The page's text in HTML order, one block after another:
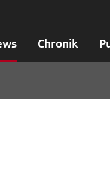
Chronik